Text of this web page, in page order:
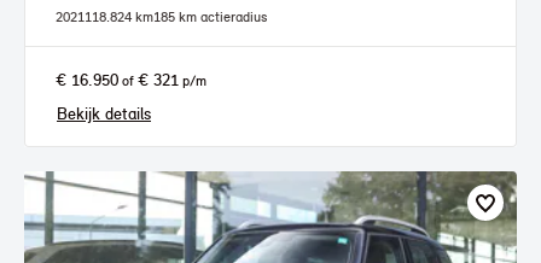
2021118.824 km185 km actieradius
€ 16.950 of € 321 p/m
Bekijk details